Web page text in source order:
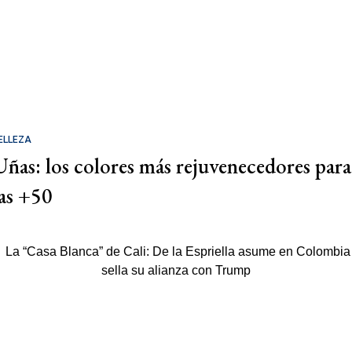
los colores más rejuvenecedores para
+50